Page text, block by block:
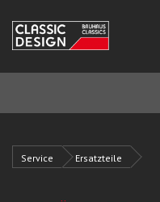
Service Ersatzteile